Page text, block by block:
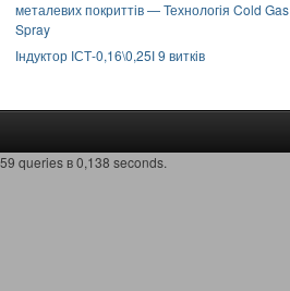
металевих покриттів — Технологія Cold Gas
Spray
Індуктор ІСТ-0,16\0,25І 9 витків
59 queries в 0,138 seconds.